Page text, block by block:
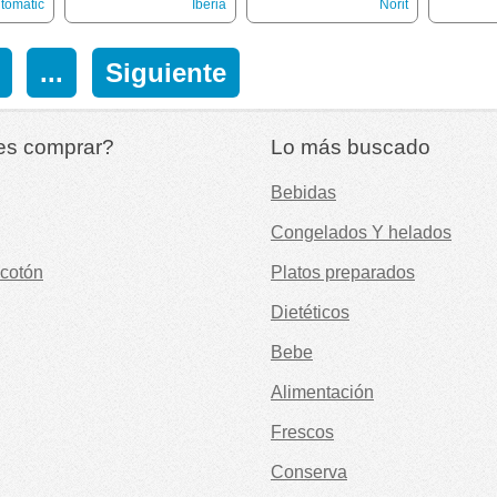
Iberia Norit
... Siguiente
comprar? Lo más buscado
Bebidas
Congelados Y helados
Platos preparados
Dietéticos
Bebe
Alimentación
Frescos
Conserva